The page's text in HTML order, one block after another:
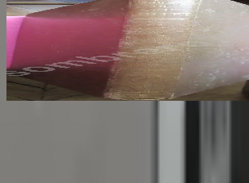
Reproductions en Fac Similé
Dessins Originaux du Maître
BENEDITE Léonce